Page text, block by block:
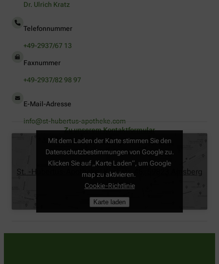
Dr. Ulrich Kratz
Telefonnummer
+49-2937/67 13
Faxnummer
+49-2937/82 98 97
E-Mail-Adresse
info@st-hubertus-apotheke.com
Zu unserem Kontaktformular
St. -Hubertus-Apotheke, Kirchstr. 46, 59823 Arnsberg
Mit dem Laden der Karte stimmen Sie den
Datenschutzbestimmungen von Google zu.
Klicken Sie auf „Karte Laden“, um Google
map zu aktivieren.
Cookie-Richtlinie
Karte laden